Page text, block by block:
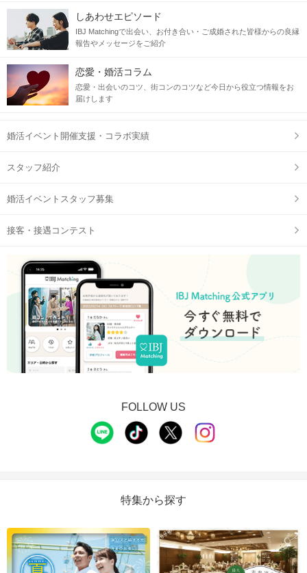
しあわせエピソード
IBJ Matchingで出会い、お付き合い・ご成婚された皆様からの良縁
報告やメッセージをご紹介
恋愛・婚活コラム
恋愛・出会いのコツ、街コンのコツなど今日から役立つ情報をお
届けします
婚活イベント開催支援・コラボ実績
スタッフ紹介
婚活イベントスタッフ募集
接客・接遇コンテスト
FOLLOW US
特集から探す